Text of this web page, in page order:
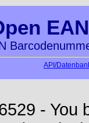
API/
- You